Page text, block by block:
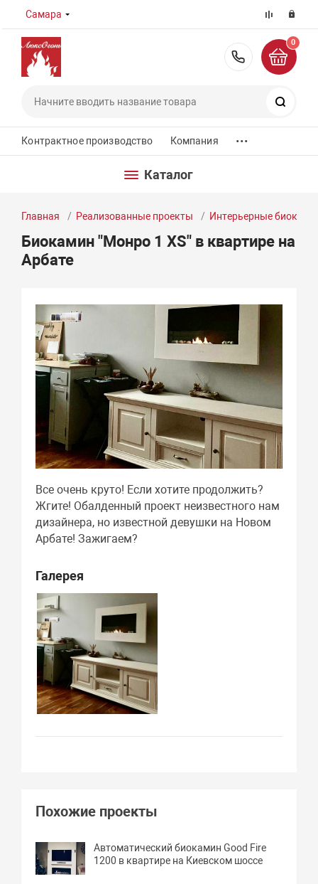
Самара
8 (800)
0
Контрактное производство Компания ...
Каталог
Главная Реализованные проекты Интерьерные
Биокамин "Монро 1 XS" в квартире на
Арбате
Все очень круто! Если хотите продолжить?
Жгите! Обалденный проект неизвестного нам
дизайнера, но известной девушки на Новом
Арбате! Зажигаем?
Галерея
Похожие проекты
Автоматический биокамин Good Fire
1200 в квартире на Киевском шоссе